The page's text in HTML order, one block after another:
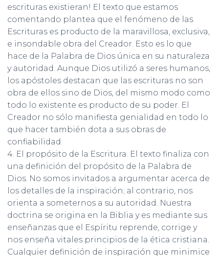
escrituras existieran! El texto que estamos
comentando plantea que el fenómeno de las
Escrituras es producto de la maravillosa, exclusiva,
e insondable obra del Creador. Esto es lo que
hace de la Palabra de Dios única en su naturaleza
y autoridad. Aunque Dios utilizó a seres humanos,
los apóstoles destacan que las escrituras no son
obra de ellos sino de Dios, del mismo modo como
todo lo existente es producto de su poder. El
Creador no sólo manifiesta genialidad en todo lo
que hacer también dota a sus obras de
confiabilidad.
4. El propósito de la Escritura. El texto finaliza con
una definición del propósito de la Palabra de
Dios. No somos invitados a argumentar acerca de
los detalles de la inspiración; al contrario, nos
orienta a someternos a su autoridad. Nuestra
doctrina se origina en la Biblia y es mediante sus
enseñanzas que el Espíritu reprende, corrige y
nos enseña vitales principios de la ética cristiana.
Cualquier definición de inspiración que minimice